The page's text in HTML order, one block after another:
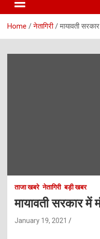
Home नेतागिरी मायावती
ताजा खबरे नेतागिरी बड़ी खबर
मायावती सरकार में
January 19, 2021